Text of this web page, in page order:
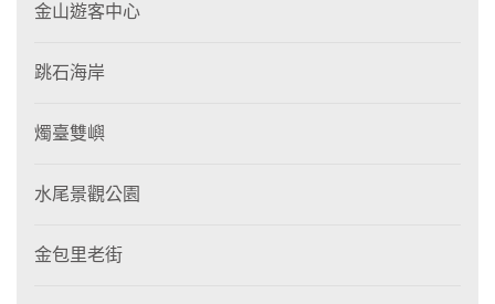
金山遊客中心
跳石海岸
燭臺雙嶼
水尾景觀公園
金包里老街